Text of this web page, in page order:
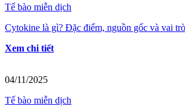
Tế bào miễn dịch
Cytokine là gì? Đặc điểm, nguồn gốc và vai
Xem chi tiết
04/11/2025
Tế bào miễn dịch